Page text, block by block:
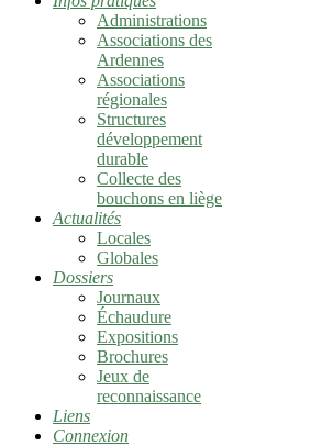
Administrations
Associations des
Ardennes
Associations
régionales
Structures
développement
durable
Collecte des
bouchons en liège
Actualités
Locales
Globales
Dossiers
Journaux
Échaudure
Expositions
Brochures
Jeux de
reconnaissance
Liens
Connexion